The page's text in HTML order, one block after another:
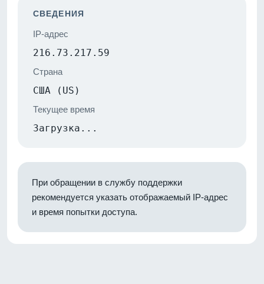
СВЕДЕНИЯ
IP-адрес
216.73.217.59
Страна
США (US)
Текущее время
Загрузка...
При обращении в службу поддержки
рекомендуется указать отображаемый IP-адрес
и время попытки доступа.